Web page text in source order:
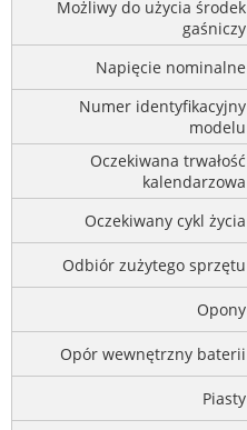
Możliwy do użycia środek
gaśniczy
Napięcie nominalne
Numer identyfikacyjny
modelu
Oczekiwana trwałość
kalendarzowa
Oczekiwany cykl życia
Odbiór zużytego sprzętu
Opony
Opór wewnętrzny baterii
Piasty